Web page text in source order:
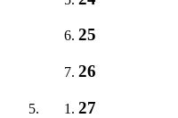
25
26
27